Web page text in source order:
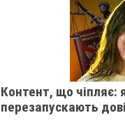
13 листопада 2025 0
Контент, що чіпляє:
перезапускають